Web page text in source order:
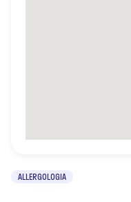
ALLERGOLOGIA